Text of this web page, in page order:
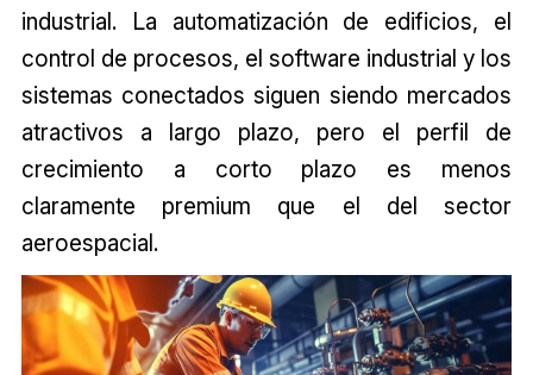
industrial. La automatización de edificios, el
control de procesos, el software industrial y los
sistemas conectados siguen siendo mercados
atractivos a largo plazo, pero el perfil de
crecimiento a corto plazo es menos
claramente premium que el del sector
aeroespacial.